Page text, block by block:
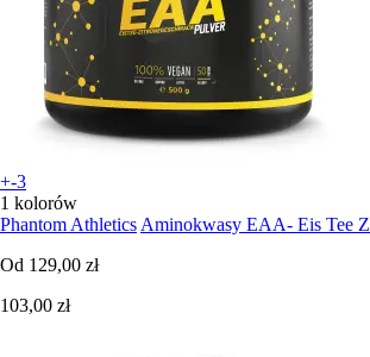
+-3
1 kolorów
Phantom Athletics Aminokwasy EAA- Eis Tee
Od 129,00 zł
103,00 zł